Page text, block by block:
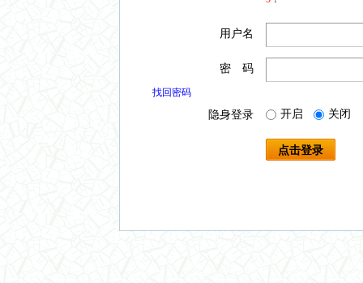
用户名
密 码
找回密码
隐身登录 开启 关闭
点击登录